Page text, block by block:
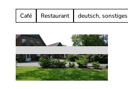
Café Restaurant deutsch, sonstiges